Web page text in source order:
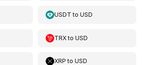
USDT toUSD
TRXtoUSD
XRP toUSD